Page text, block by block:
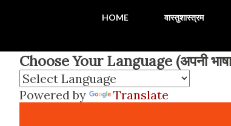
HOME वास्तुशास्त्रम
Choose Your Language (अपनी
Powered by Translate